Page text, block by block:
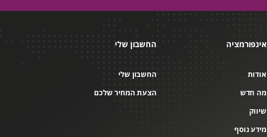
אינפורמציה
אודות
מה חדש
שיווק
מידע נוסף
החשבון שלי
החשבון שלי
הצעת המחיר שלכם